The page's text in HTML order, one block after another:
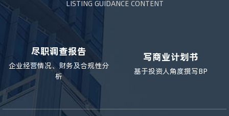
LISTING GUIDANCE CONTENT
尽职调查报告
企业经营情况、财务及合规性分
析
写商业计划书
基于投资人角度撰写BP